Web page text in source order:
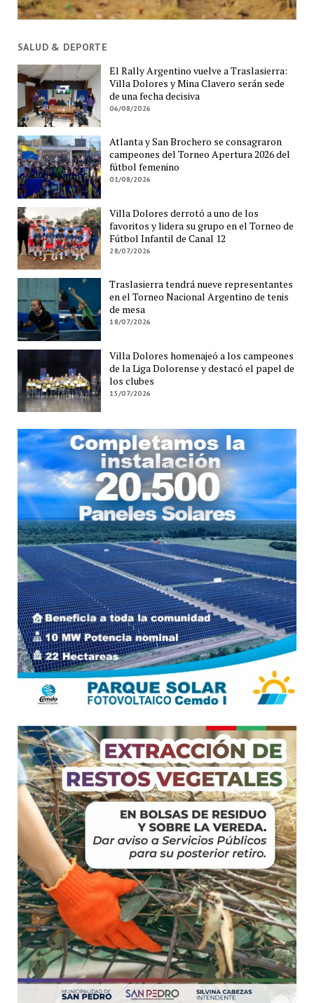
SALUD & DEPORTE
El Rally Argentino vuelve a Traslasierra:
Villa Dolores y Mina Clavero serán sede
de una fecha decisiva
06/08/2026
Atlanta y San Brochero se consagraron
campeones del Torneo Apertura 2026 del
fútbol femenino
01/08/2026
Villa Dolores derrotó a uno de los
favoritos y lidera su grupo en el Torneo de
Fútbol Infantil de Canal 12
28/07/2026
Traslasierra tendrá nueve representantes
en el Torneo Nacional Argentino de tenis
de mesa
18/07/2026
Villa Dolores homenajeó a los campeones
de la Liga Dolorense y destacó el papel de
los clubes
15/07/2026